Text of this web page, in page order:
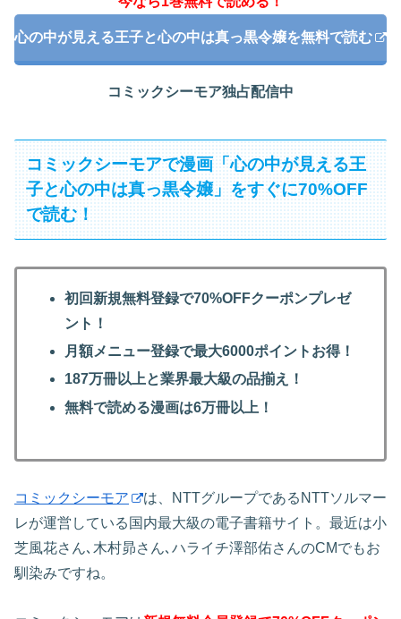
心の中が見える王子と心の中は真っ黒令嬢を無料で読む
コミックシーモア独占配信中
コミックシーモアで漫画「心の中が見える王
子と心の中は真っ黒令嬢」をすぐに70%OFF
で読む！
初回新規無料登録で70%OFFクーポンプレゼ
ント！
月額メニュー登録で最大6000ポイントお得！
187万冊以上と業界最大級の品揃え！
無料で読める漫画は6万冊以上！
コミックシーモア
は、NTTグループであるNTTソルマー
レが運営している国内最大級の電子書籍サイト。最近は小
芝風花さん､木村昴さん､ハライチ澤部佑さんのCMでもお
馴染みですね。